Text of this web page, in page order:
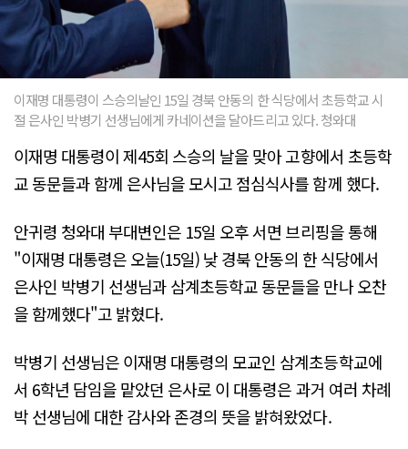
이재명 대통령이 스승의날인 15일 경북 안동의 한 식당에서 초등학교 시
절 은사인 박병기 선생님에게 카네이션을 달아드리고 있다. 청와대
이재명 대통령이 제45회 스승의 날을 맞아 고향에서 초등학
교 동문들과 함께 은사님을 모시고 점심식사를 함께 했다.
안귀령 청와대 부대변인은 15일 오후 서면 브리핑을 통해
"이재명 대통령은 오늘(15일) 낮 경북 안동의 한 식당에서
은사인 박병기 선생님과 삼계초등학교 동문들을 만나 오찬
을 함께했다"고 밝혔다.
박병기 선생님은 이재명 대통령의 모교인 삼계초등학교에
서 6학년 담임을 맡았던 은사로 이 대통령은 과거 여러 차례
박 선생님에 대한 감사와 존경의 뜻을 밝혀왔었다.